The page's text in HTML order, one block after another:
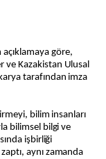
göre,
ve Kazakistan Ulusal
tarafından imza
bilim insanları
bilimsel bilgi ve
işbirliği
aynı zamanda